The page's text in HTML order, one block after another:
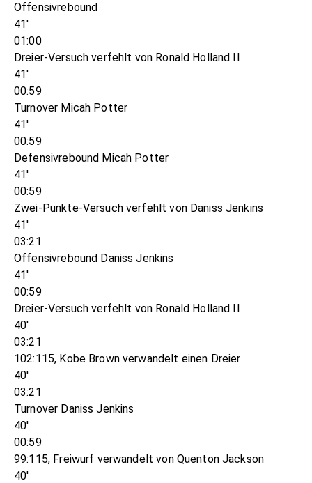
Offensivrebound
41'
01:00
Dreier-Versuch verfehlt von Ronald Holland II
41'
00:59
Turnover Micah Potter
41'
00:59
Defensivrebound Micah Potter
41'
00:59
Zwei-Punkte-Versuch verfehlt von Daniss Jenkins
41'
03:21
Offensivrebound Daniss Jenkins
41'
00:59
Dreier-Versuch verfehlt von Ronald Holland II
40'
03:21
102:115, Kobe Brown verwandelt einen Dreier
40'
03:21
Turnover Daniss Jenkins
40'
00:59
99:115, Freiwurf verwandelt von Quenton Jackson
40'